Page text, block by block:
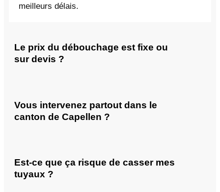
meilleurs délais.
Le prix du débouchage est fixe ou
sur devis ?
Vous intervenez partout dans le
canton de Capellen ?
Est-ce que ça risque de casser mes
tuyaux ?